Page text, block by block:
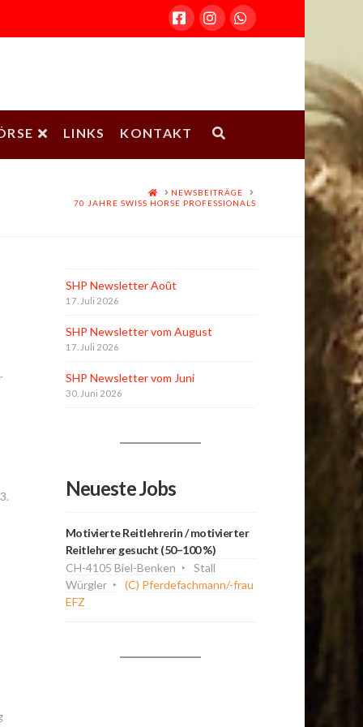
FacebookInstagram
Whatsapp
LINKS KONTAKT
HOMENEWSBEITRÄGE
70 JAHRE SWISS HORSE PROFESSIONALS
SHP Newsletter Août
17. Juli 2026
SHP Newsletter vom August
17. Juli 2026
SHP Newsletter vom Juni
30. Juni 2026
Neueste Jobs
Motivierte Reitlehrerin / motivierter
Reitlehrer gesucht (50–100 %)
CH-4105 Biel-Benken
Stall
Würgler
(C) Pferdefachmann/-frau
EFZ